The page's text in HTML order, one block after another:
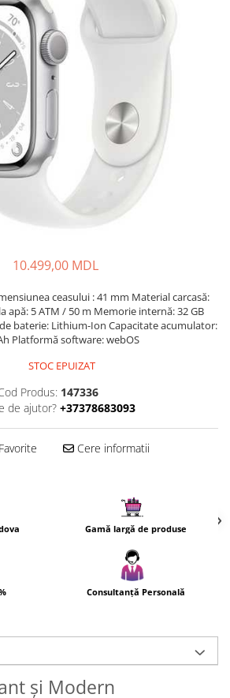
abur
si
aburi
10.499,00 MDL
ceasului : 41 mm Material carcasă:
apă: 5 ATM / 50 m Memorie internă: 32 GB
baterie: Lithium-Ion Capacitate acumulator:
Platformă software: webOS
STOC EPUIZAT
Produs: 147336
de ajutor? +37378683093
Cere informatii
Gamă largă de produse
Consultanță Personală
și Modern